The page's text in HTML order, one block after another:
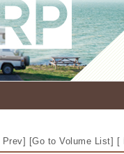
Prev] [Go to Volume List] [